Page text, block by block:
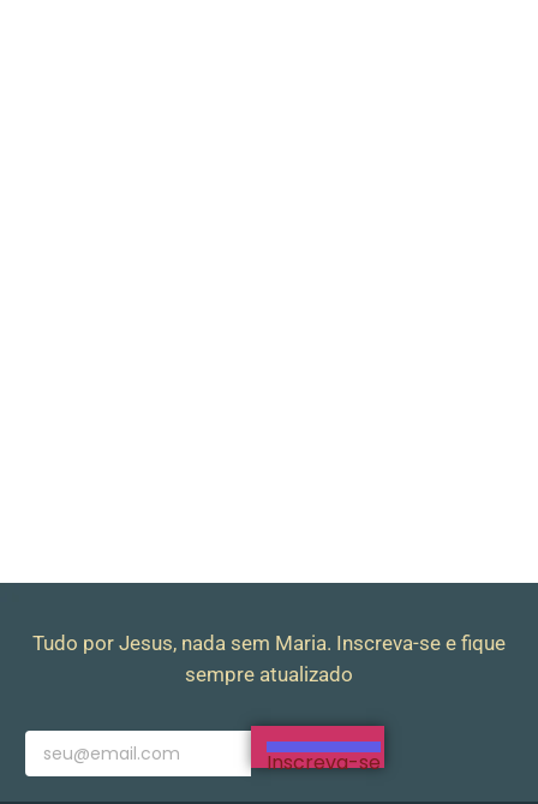
Tudo por Jesus, nada sem Maria. Inscreva-se e fique
sempre atualizado
Inscreva-se